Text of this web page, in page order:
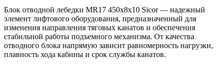
Блок отводной лебедки MR17 450х8х10 Sicor — надежный
элемент лифтового оборудования, предназначенный для
изменения направления тяговых канатов и обеспечения
стабильной работы подъемного механизма. От качества
отводного блока напрямую зависит равномерность нагрузки,
плавность хода кабины и срок службы канатов.